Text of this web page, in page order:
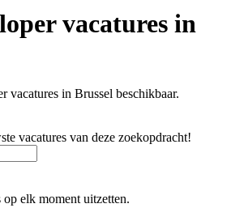
vacatures in
vacatures in Brussel beschikbaar.
vacatures van deze zoekopdracht!
op elk moment uitzetten.